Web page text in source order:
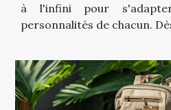
à l'infini pour
personnalités de chacun.